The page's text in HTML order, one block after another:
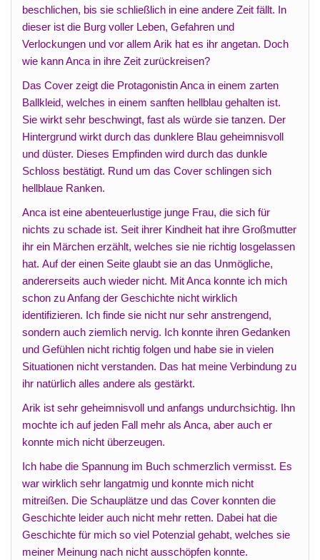
beschlichen, bis sie schließlich in eine andere Zeit fällt. In
dieser ist die Burg voller Leben, Gefahren und
Verlockungen und vor allem Arik hat es ihr angetan. Doch
wie kann Anca in ihre Zeit zurückreisen?
Das Cover zeigt die Protagonistin Anca in einem zarten
Ballkleid, welches in einem sanften hellblau gehalten ist.
Sie wirkt sehr beschwingt, fast als würde sie tanzen. Der
Hintergrund wirkt durch das dunklere Blau geheimnisvoll
und düster. Dieses Empfinden wird durch das dunkle
Schloss bestätigt. Rund um das Cover schlingen sich
hellblaue Ranken.
Anca ist eine abenteuerlustige junge Frau, die sich für
nichts zu schade ist. Seit ihrer Kindheit hat ihre Großmutter
ihr ein Märchen erzählt, welches sie nie richtig losgelassen
hat. Auf der einen Seite glaubt sie an das Unmögliche,
andererseits auch wieder nicht. Mit Anca konnte ich mich
schon zu Anfang der Geschichte nicht wirklich
identifizieren. Ich finde sie nicht nur sehr anstrengend,
sondern auch ziemlich nervig. Ich konnte ihren Gedanken
und Gefühlen nicht richtig folgen und habe sie in vielen
Situationen nicht verstanden. Das hat meine Verbindung zu
ihr natürlich alles andere als gestärkt.
Arik ist sehr geheimnisvoll und anfangs undurchsichtig. Ihn
mochte ich auf jeden Fall mehr als Anca, aber auch er
konnte mich nicht überzeugen.
Ich habe die Spannung im Buch schmerzlich vermisst. Es
war wirklich sehr langatmig und konnte mich nicht
mitreißen. Die Schauplätze und das Cover konnten die
Geschichte leider auch nicht mehr retten. Dabei hat die
Geschichte für mich so viel Potenzial gehabt, welches sie
meiner Meinung nach nicht ausschöpfen konnte.